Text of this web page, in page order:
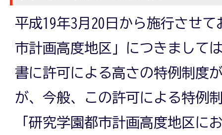
平成19年3月20日から施行させ
市計画高度地区」につきまして
書に許可による高さの特例制度
が、今般、この許可による特例
「研究学園都市計画高度地区に